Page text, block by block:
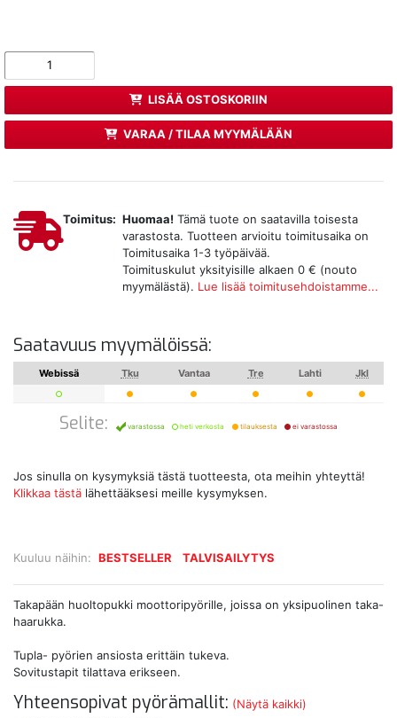
LISÄÄ OSTOSKORIIN
VARAA / TILAA MYYMÄLÄÄN
Kuuluu näihin: BESTSELLER TALVISAILYTYS
Toimitus: Huomaa! Tämä tuote on saatavilla toisesta
varastosta. Tuotteen arvioitu toimitusaika on
Toimitusaika 1-3 työpäivää.
Toimituskulut yksityisille alkaen 0 € (nouto
myymälästä). Lue lisää toimitusehdoistamme...
Saatavuus myymälöissä:
Webissä Tku Vantaa Tre Lahti Jkl
Selite: varastossa heti verkosta tilauksesta ei varastossa
Jos sinulla on kysymyksiä tästä tuotteesta, ota meihin yhteyttä!
Klikkaa tästä lähettääksesi meille kysymyksen.
Takapään huoltopukki moottoripyörille, joissa on yksipuolinen taka-
haarukka.
Tupla- pyörien ansiosta erittäin tukeva.
Sovitustapit tilattava erikseen.
Yhteensopivat pyörämallit: (Näytä kaikki)